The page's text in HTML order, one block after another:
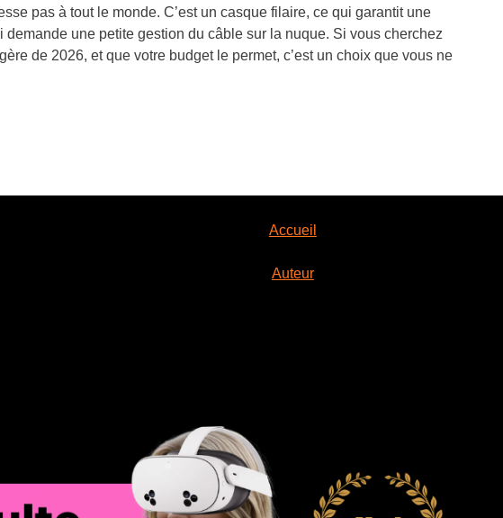
pas à tout le monde. C’est un casque filaire, ce qui garantit une
une petite gestion du câble sur la nuque. Si vous cherchez
de 2026, et que votre budget le permet, c’est un choix que vous ne
Accueil
Auteur